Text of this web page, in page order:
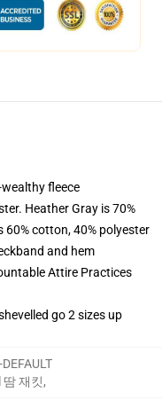
fleece
Heather Gray is 70%
60% cotton, 40% polyester
and hem
Attire Practices
go 2 sizes up
땀 재킷,